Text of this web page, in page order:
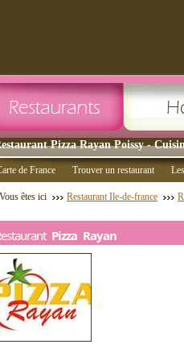
Pizza Rayan Poissy -
de France Trouver un restaurant
Vous êtes ici Restaurant Ile-de-france
Pizza Rayan